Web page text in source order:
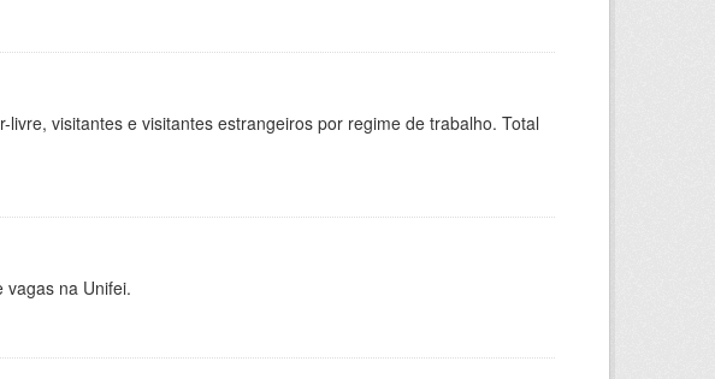
visitantes e visitantes estrangeiros por regime de trabalho. Total
vagas na Unifei.